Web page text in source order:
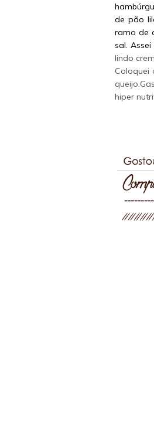
de pão
ramo de
sal.
lindo
Coloquei
queijo.
hiper